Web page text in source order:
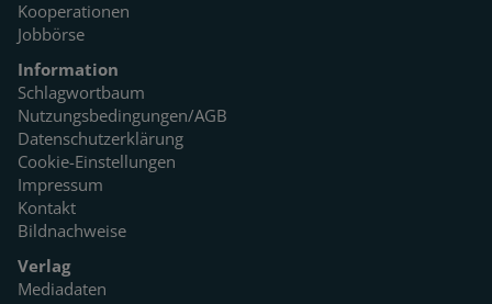
Kooperationen
Jobbörse
Information
Schlagwortbaum
Nutzungsbedingungen/AGB
Datenschutzerklärung
Cookie-Einstellungen
Impressum
Kontakt
Bildnachweise
Verlag
Mediadaten